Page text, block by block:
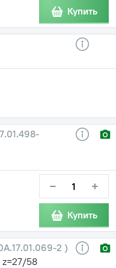
Купить
− +
Купить
2 )
z=27/58